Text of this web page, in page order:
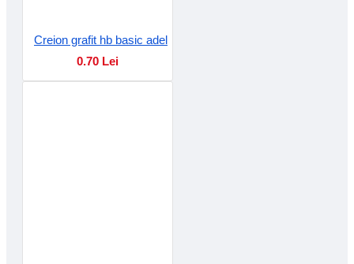
Creion grafit hb basic adel
0.70 Lei